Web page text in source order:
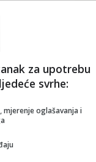
za upotrebu
svrhe:
mjerenje oglašavanja i